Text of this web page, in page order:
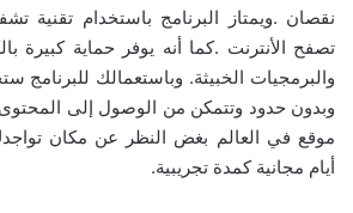
نقصان .ويمتاز البرنامج باستخدام تقنية
تصفح الأنترنت .كما أنه يوفر حماية
والبرمجيات الخبيثة. وباستعمالك
وبدون حدود وتتمكن من الوصول إلى
أيام مجانية كمدة تجريبية.